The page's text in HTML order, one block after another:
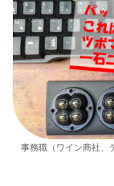
事務職（ワイン商社、